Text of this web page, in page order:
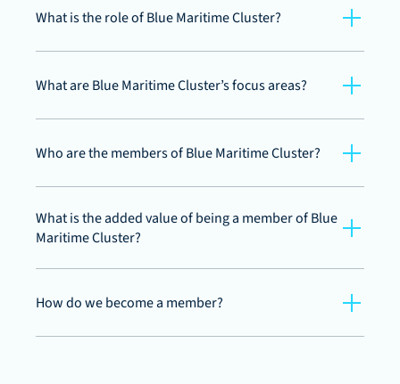
What is the role of Blue Maritime Cluster?
What are Blue Maritime Cluster’s focus areas?
Who are the members of Blue Maritime Cluster?
What is the added value of being a member of Blue
Maritime Cluster?
How do we become a member?